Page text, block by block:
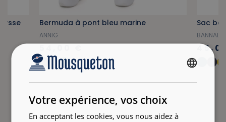
Bermuda à pont bleu marine
ANNIG
+6
Sac
Votre expérience, vos choix
En acceptant les cookies, vous nous aidez à